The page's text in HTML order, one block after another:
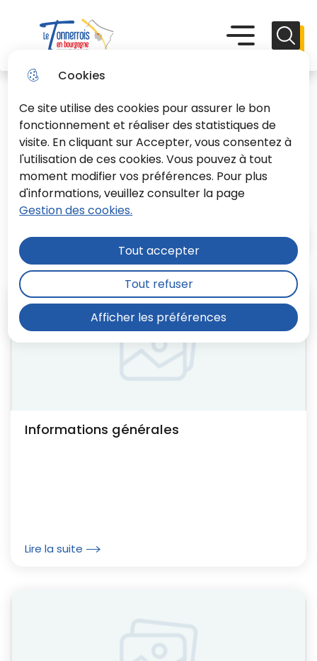
Cookies
Ce site utilise des cookies pour assurer le bon
fonctionnement et réaliser des statistiques de
visite. En cliquant sur Accepter, vous consentez à
l'utilisation de ces cookies. Vous pouvez à tout
moment modifier vos préférences. Pour plus
d'informations, veuillez consulter la page
Gestion des cookies.
Afficher les préférences
Tout accepter
Tout refuser
au
menu
Aller à la
recherche
principal
le plan du
Menu principal Menu
Syndicat des Eaux du
Tonnerrois
Informations générales
Lire la suite